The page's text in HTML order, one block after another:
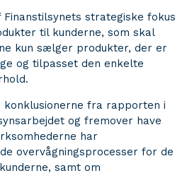
strategiske fokus
til kunderne, som skal
kun sælger produkter, der er
og tilpasset den enkelte
konklusionerne fra rapporten i
og fremover have
har
overvågningsprocesser for de
samt om